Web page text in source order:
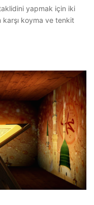
yapmak için iki
karşı koyma ve tenkit